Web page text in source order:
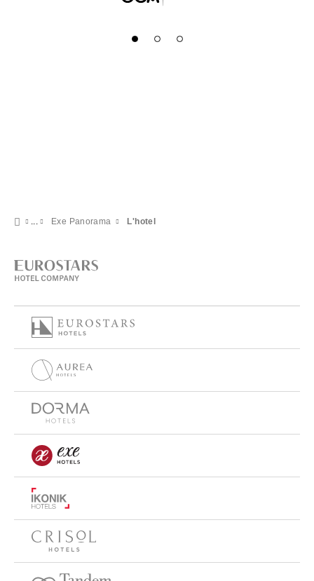
Exe Panorama L'hotel